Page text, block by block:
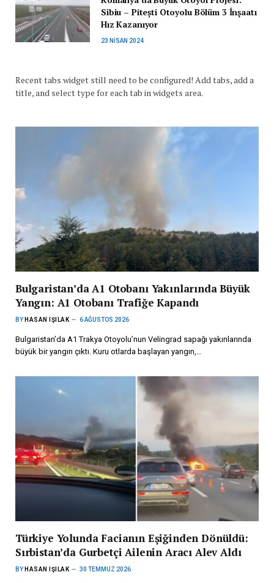
Sibiu – Pitești Otoyolu Bölüm 3 İnşaatı
Hız Kazanıyor
23 NISAN 2024
Recent tabs widget still need to be configured! Add tabs, add a
title, and select type for each tab in widgets area.
Bulgaristan’da A1 Otobanı Yakınlarında Büyük
Yangın: A1 Otobanı Trafiğe Kapandı
BY HASAN IŞILAK 6 AĞUSTOS 2026
Bulgaristan’da A1 Trakya Otoyolu’nun Velingrad sapağı yakınlarında
büyük bir yangın çıktı. Kuru otlarda başlayan yangın,…
Türkiye Yolunda Facianın Eşiğinden Dönüldü:
Sırbistan’da Gurbetçi Ailenin Aracı Alev Aldı
BY HASAN IŞILAK 30 TEMMUZ 2026